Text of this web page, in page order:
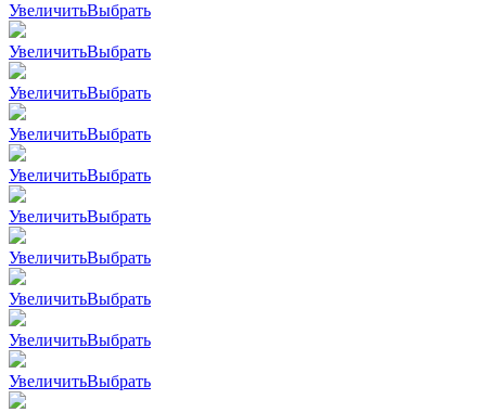
УвеличитьВыбрать
УвеличитьВыбрать
УвеличитьВыбрать
УвеличитьВыбрать
УвеличитьВыбрать
УвеличитьВыбрать
УвеличитьВыбрать
УвеличитьВыбрать
УвеличитьВыбрать
УвеличитьВыбрать